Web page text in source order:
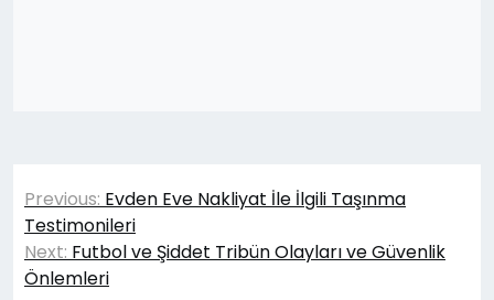
Yazı
gezinmesi
Previous: Evden Eve Nakliyat İle İlgili Taşınma
Testimonileri
Next: Futbol ve Şiddet Tribün Olayları ve Güvenlik
Önlemleri